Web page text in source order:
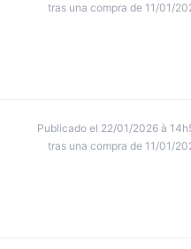
tras una compra de 11/01/
Publicado el 22/01/2026 à
tras una compra de 11/01/